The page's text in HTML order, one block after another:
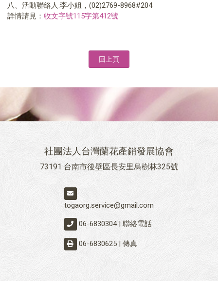
八、活動聯絡人:李小姐，(02)2769-8968#204
詳情請見： 收文字號115字第412號
回上頁
社團法人台灣蘭花產銷發展協會
73191 台南市後壁區長安里烏樹林325號
togaorg.service@gmail.com
06-6830304 | 聯絡電話
06-6830625 | 傳真